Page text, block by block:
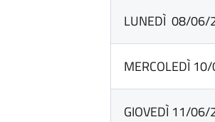
LUNEDÌ 08/06/
MERCOLEDÌ
GIOVEDÌ 11/